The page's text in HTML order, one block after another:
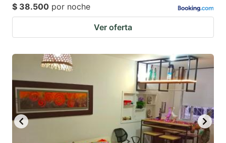
$ 38.500 por noche
Ver oferta